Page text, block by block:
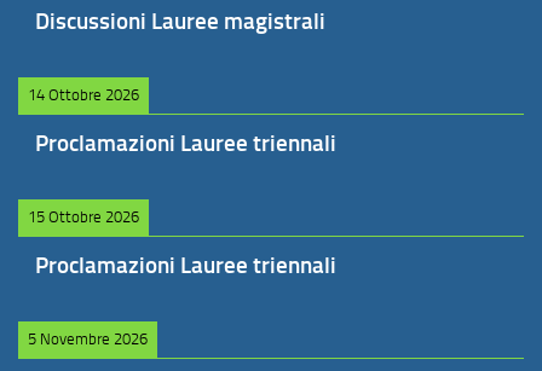
Discussioni Lauree magistrali
14 Ottobre 2026
Proclamazioni Lauree triennali
15 Ottobre 2026
Proclamazioni Lauree triennali
5 Novembre 2026